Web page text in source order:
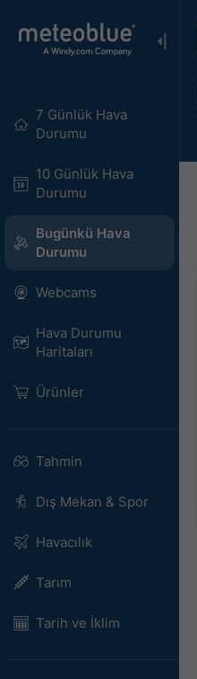
7 Günlük Hava
Durumu
10 Günlük Hava
Durumu
Bugünkü Hava
Durumu
Webcams
Hava Durumu
Haritaları​
Ürünler
Tahmin
Dış Mekan & Spor
Havacılık
Tarım
Tarih ve İklim